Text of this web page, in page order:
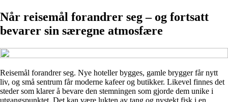
Når reisemål forandrer seg – og fortsatt
bevarer sin særegne atmosfære
Reisemål forandrer seg. Nye hoteller bygges, gamle brygger får nytt
liv, og små sentrum får moderne kafeer og butikker. Likevel finnes det
steder som klarer å bevare den stemningen som gjorde dem unike i
utgangspunktet. Det kan være lukten av tang og nystekt fisk i en